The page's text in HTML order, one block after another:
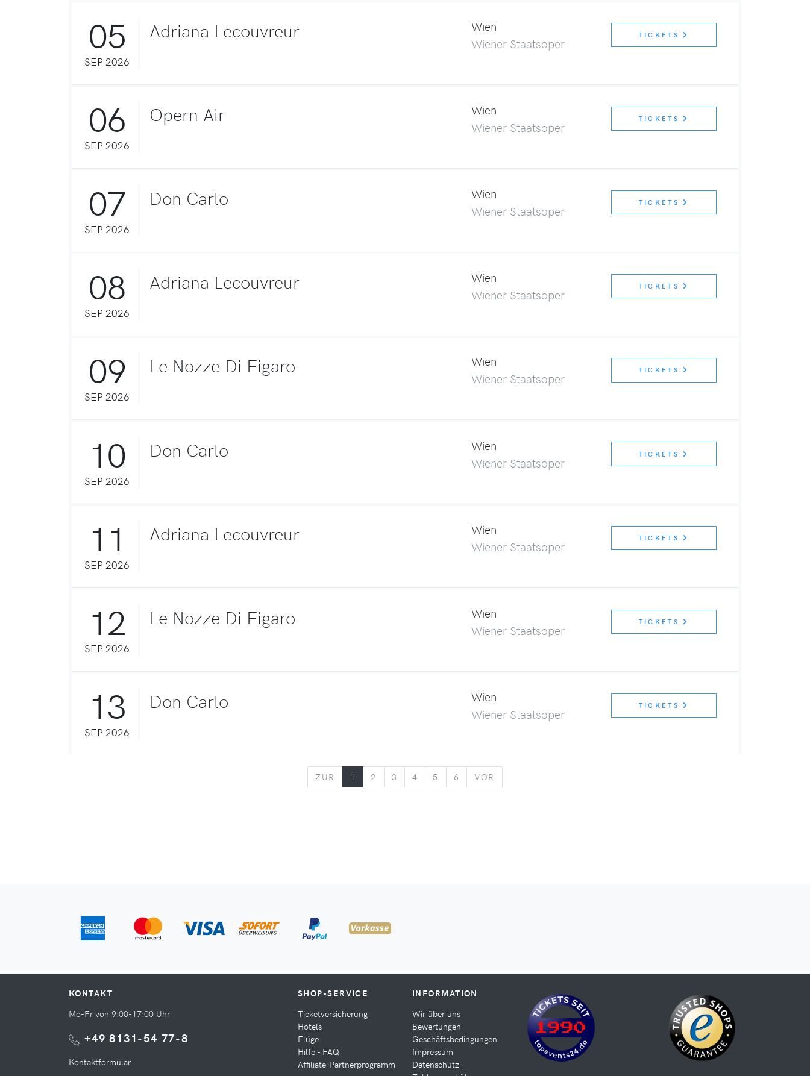
05
SEP 2026
Adriana Lecouvreur
Wien
Wiener Staatsoper
TICKETS
06
SEP 2026
Opern Air
Wien
Wiener Staatsoper
TICKETS
07
SEP 2026
Don Carlo
Wien
Wiener Staatsoper
TICKETS
08
SEP 2026
Adriana Lecouvreur
Wien
Wiener Staatsoper
TICKETS
09
SEP 2026
Le Nozze Di Figaro
Wien
Wiener Staatsoper
TICKETS
10
SEP 2026
Don Carlo
Wien
Wiener Staatsoper
TICKETS
11
SEP 2026
Adriana Lecouvreur
Wien
Wiener Staatsoper
TICKETS
12
SEP 2026
Le Nozze Di Figaro
Wien
Wiener Staatsoper
TICKETS
13
SEP 2026
Don Carlo
Wien
Wiener Staatsoper
TICKETS
ZUR ZURÜCK
1 2 3 4 5 6 VOR
KONTAKT
Mo-Fr von 9:00-17:00 Uhr
+49 8131-54 77-8
Kontaktformular
SHOP-SERVICE
Ticketversicherung
Hotels
Flüge
Hilfe - FAQ
Affiliate-Partnerprogramm
INFORMATION
Wir über uns
Bewertungen
Geschäftsbedingungen
Impressum
Datenschutz